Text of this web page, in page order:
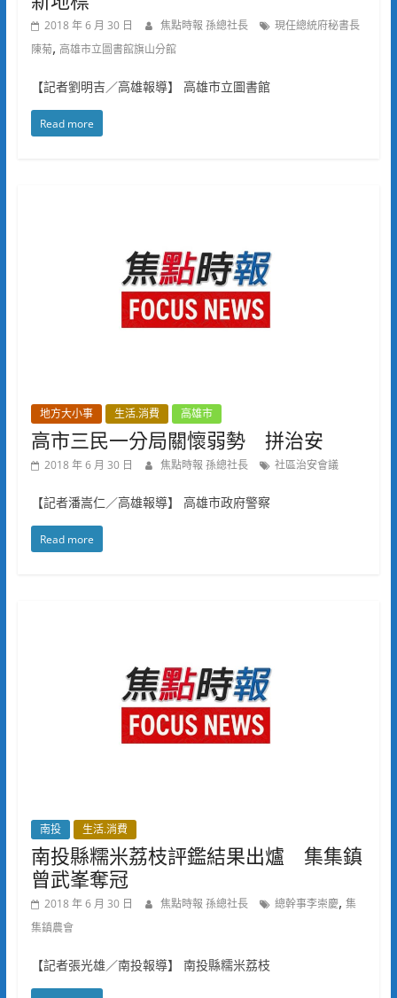
2018 年 6 月 30 日 焦點時報 孫總社長
現任總統府秘書長
陳菊, 高雄市立圖書館旗山分館
【記者劉明吉／高雄報導】 高雄市立圖書館
Read more
地方大小事 生活.消費 高雄市
高市三民一分局關懷弱勢 拼治安
2018 年 6 月 30 日 焦點時報 孫總社長 社區治安會議
【記者潘嵩仁／高雄報導】 高雄市政府警察
Read more
南投 生活.消費
南投縣糯米荔枝評鑑結果出爐 集集鎮
曾武峯奪冠
2018 年 6 月 30 日 焦點時報 孫總社長 總幹事李崇慶, 集
集鎮農會
【記者張光雄／南投報導】 南投縣糯米荔枝